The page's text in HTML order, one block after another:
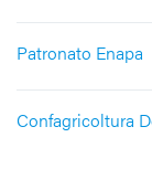
Patronato Enapa
Confagricoltura